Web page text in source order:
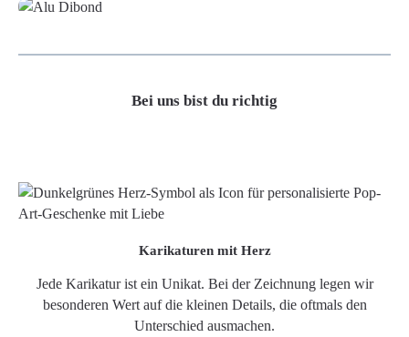
Bei uns bist du richtig
Karikaturen mit Herz
Jede Karikatur ist ein Unikat. Bei der Zeichnung legen wir
besonderen Wert auf die kleinen Details, die oftmals den
Unterschied ausmachen.